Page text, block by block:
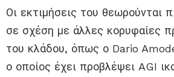
Οι εκτιμήσεις του θεωρούνται
σε σχέση με άλλες κορυφαίες
του κλάδου, όπως ο Dario
ο οποίος έχει προβλέψει AGI